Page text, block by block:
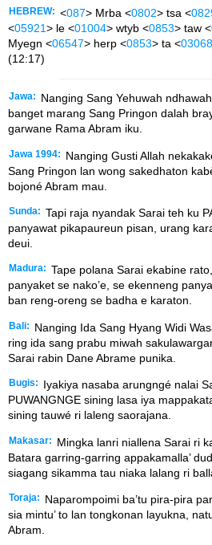
HEBREW: <087> Mrba <0802> tsa <
<05921> le <01004> wtyb <0853> taw <
Myegn <06547> herp <0853> ta <03068
(12:17)
Jawa:
Nanging Sang Yehuwah
banget marang Sang Pringon dalah
garwane Rama Abram iku.
Jawa 1994:
Nanging Gusti Allah
Sang Pringon lan wong sakedhaton
bojoné Abram mau.
Sunda: Tapi raja nyandak Sarai teh ku
panyawat pikapaureun pisan, urang
deui.
Madura: Tape polana Sarai ekabine
panyaket se nako’e, se ekenneng
ban reng-oreng se badha e karaton.
Bali:
Nanging Ida Sang Hyang Widi
ring ida sang prabu miwah
Sarai rabin Dane Abrame punika.
Bugis:
Iyakiya nasaba arungngé nalai
PUWANGNGE sining lasa iya
sining tauwé ri laleng saorajana.
Makasar:
Mingka lanri niallena Sarai ri
Batara garring-garring appakamalla’
siagang sikamma tau niaka lalang ri
Toraja:
Naparompoimi ba’tu pira-pira
sia mintu’ to lan tongkonan layukna,
Abram.